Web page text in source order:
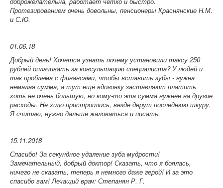
Протезированием очень довольны, пенсионеры Краснянские Н.М.
и С.Ю.
01.06.18
Добрый день! Хочется узнать почему установили таксу 250
рублей оплачивать за консультацию специалиста? У людей и
так проблема с финансами, чтобы вставить зубы - нужна
немалая сумма, а тут ещё вдогонку заставляют платить
хоть не очень большую, но кому-то эта сумма нужнее на другие
расходы. Не хило пристроились, везде дерут последнюю шкуру.
Я считаю, нужно дальше жаловаться и писать.
15.11.2018
Спасибо! За секундное удаление зуба мудрости!
Замечательный, добрый доктор! Сказать, что я боялась,
ничего не сказать, теперь я немного даже герой! И за это
спасибо вам!Лечащий врач: Степанян Р. Г.